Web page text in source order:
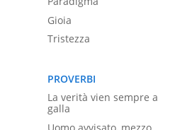
Gioia
Tristezza
PROVERBI
La verità vien sempre a
galla